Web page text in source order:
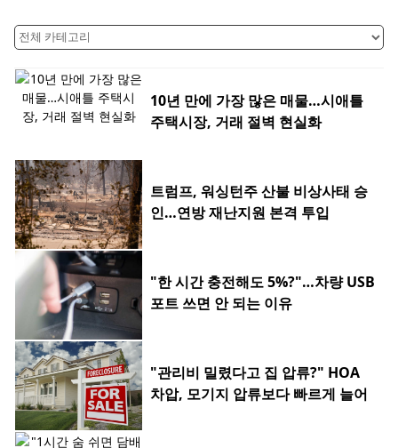
10년 만에 가장 많은 매물…시애틀
주택시장, 거래 절벽 현실화
트럼프, 워싱턴주 산불 비상사태 승
인…연방 재난지원 본격 투입
"한 시간 충전해도 5%?"…차량 USB
포트 쓰면 안 되는 이유
"관리비 밀렸다고 집 압류?" HOA
차압, 모기지 압류보다 빠르게 늘어